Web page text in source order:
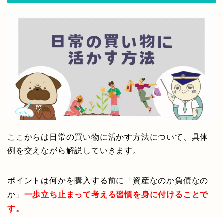
ここからは日常の買い物に活かす方法について、具体
例を交えながら解説していきます。
ポイントは何かを購入する前に「資産なのか負債なの
か」 一歩立ち止まって考える習慣を身に付けることで
す。